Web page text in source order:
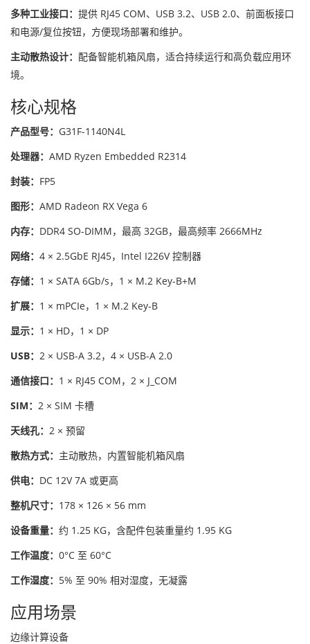
多种工业接口： 提供 RJ45 COM、USB 3.2、USB 2.0、前面板接口
和电源/复位按钮，方便现场部署和维护。
主动散热设计： 配备智能机箱风扇，适合持续运行和高负载应用环
境。
核心规格
产品型号： G31F-1140N4L
处理器： AMD Ryzen Embedded R2314
封装： FP5
图形： AMD Radeon RX Vega 6
内存： DDR4 SO-DIMM，最高 32GB，最高频率 2666MHz
网络： 4 × 2.5GbE RJ45，Intel I226V 控制器
存储： 1 × SATA 6Gb/s，1 × M.2 Key-B+M
扩展： 1 × mPCIe，1 × M.2 Key-B
显示： 1 × HD，1 × DP
USB： 2 × USB-A 3.2，4 × USB-A 2.0
通信接口： 1 × RJ45 COM，2 × J_COM
SIM： 2 × SIM 卡槽
天线孔： 2 × 预留
散热方式： 主动散热，内置智能机箱风扇
供电： DC 12V 7A 或更高
整机尺寸： 178 × 126 × 56 mm
设备重量： 约 1.25 KG，含配件包装重量约 1.95 KG
工作温度： 0°C 至 60°C
工作湿度： 5% 至 90% 相对湿度，无凝露
应用场景
边缘计算设备